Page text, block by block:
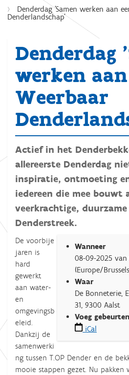
Denderdag 'Samen werken aan
Denderlandschap'
Denderdag
werken
Weerbaar
Actief in het
allereerste Denderdag
inspiratie, ontmoeting
iedereen die mee bouwt
veerkrachtige, duurzame
Denderstreek.
h
t
t
p
s
:
/
/
w
w
w
.
Wanneer
08-09-2025 van
(Europe/
Waar
De Bonneterie,
31, 9300 Aalst
Voeg
iCal
De voorbije
jaren is
hard
gewerkt
aan water-
en
omgevingsb
eleid.
Dankzij de
samenwerki
ng tussen T.OP Dender en de
mooie stappen gezet. Nu pakken